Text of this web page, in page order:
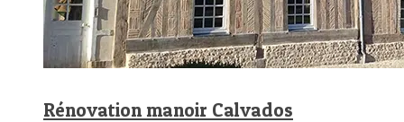
Rénovation manoir Calvados